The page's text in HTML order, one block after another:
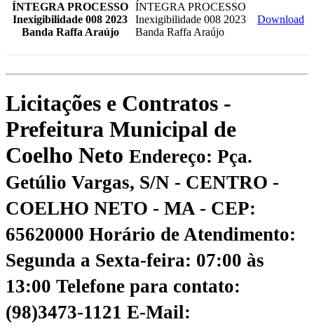
ÍNTEGRA PROCESSO
Inexigibilidade 008 2023
Banda Raffa Araújo
ÍNTEGRA PROCESSO
Inexigibilidade 008 2023
Banda Raffa Araújo
Download
Licitações e Contratos -
Prefeitura Municipal de
Coelho Neto Endereço: Pça.
Getúlio Vargas, S/N - CENTRO -
COELHO NETO - MA - CEP:
65620000 Horário de Atendimento:
Segunda a Sexta-feira: 07:00 às
13:00 Telefone para contato:
(98)3473-1121 E-Mail: